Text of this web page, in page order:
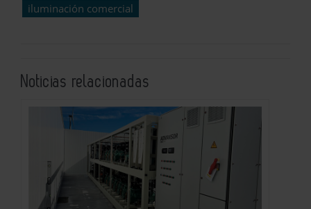
iluminación comercial
Noticias relacionadas